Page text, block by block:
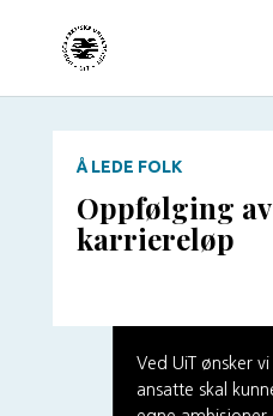
Å LEDE FOLK
Oppfølging
karriereløp
Ved UiT ønsker
ansatte skal